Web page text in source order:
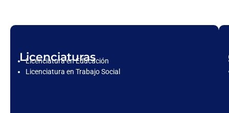
Licenciaturas
Licenciatura en Educación
Licenciatura en Trabajo Social